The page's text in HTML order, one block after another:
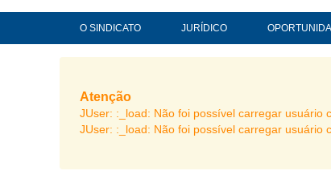
O SINDICATO JURÍDICO
Atenção
JUser: :_load: Não foi possível carregar usuário
JUser: :_load: Não foi possível carregar usuário